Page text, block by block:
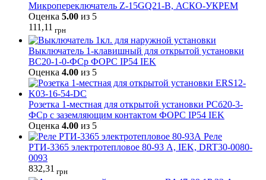
Микропереключатель Z-15GQ21-B, АСКО-УКРЕМ
Оценка 5.00 из 5
111,11 грн
Выключатель 1-клавишный для открытой установки
ВС20-1-0-ФСр ФОРС IP54 IEK
Оценка 4.00 из 5
Розетка 1-местная для открытой установки РСб20-3-
ФСр с заземляющим контактом ФОРС IP54 IEK
Оценка 4.00 из 5
Реле
РТИ-3365 электротепловое 80-93 А, IEK, DRT30-0080-
0093
832,31 грн